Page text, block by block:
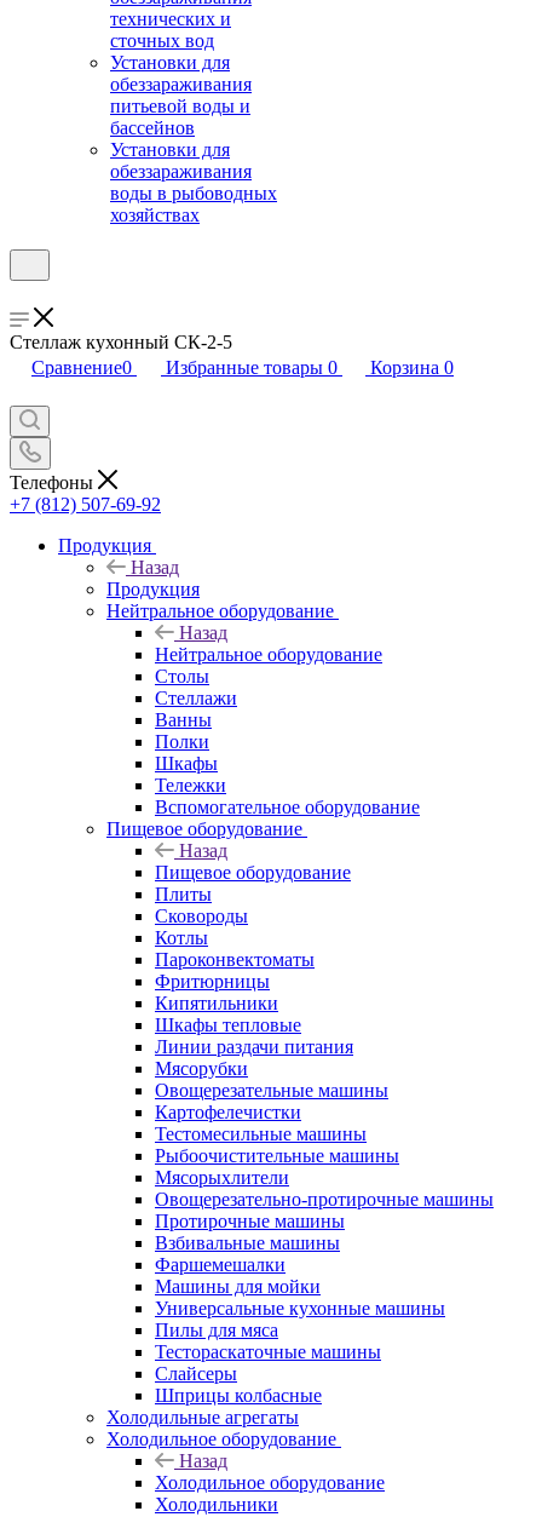
технических и
сточных вод
Установки для
обеззараживания
питьевой воды и
бассейнов
Установки для
обеззараживания
воды в рыбоводных
хозяйствах
Стеллаж кухонный СК-2-5
Сравнение0 Избранные товары 0 Корзина 0
Телефоны
+7 (812) 507-69-92
Продукция
Назад
Продукция
Нейтральное оборудование
Назад
Нейтральное оборудование
Столы
Стеллажи
Ванны
Полки
Шкафы
Тележки
Вспомогательное оборудование
Пищевое оборудование
Назад
Пищевое оборудование
Плиты
Сковороды
Котлы
Пароконвектоматы
Фритюрницы
Кипятильники
Шкафы тепловые
Линии раздачи питания
Мясорубки
Овощерезательные машины
Картофелечистки
Тестомесильные машины
Рыбоочистительные машины
Мясорыхлители
Овощерезательно-протирочные машины
Протирочные машины
Взбивальные машины
Фаршемешалки
Машины для мойки
Универсальные кухонные машины
Пилы для мяса
Тестораскаточные машины
Слайсеры
Шприцы колбасные
Холодильные агрегаты
Холодильное оборудование
Назад
Холодильное оборудование
Холодильники